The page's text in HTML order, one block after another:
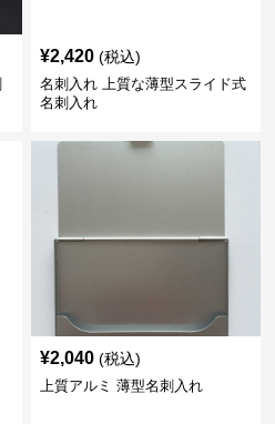
¥2,420 (税込)
名刺入れ 上質な薄型スライド式
名刺入れ
¥2,040 (税込)
上質アルミ 薄型名刺入れ